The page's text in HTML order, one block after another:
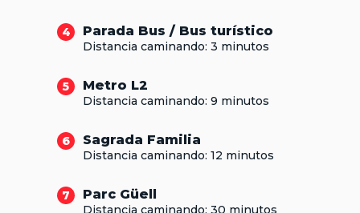
4 Parada Bus / Bus turístico
Distancia caminando: 3 minutos
5 Metro L2
Distancia caminando: 9 minutos
6 Sagrada Familia
Distancia caminando: 12 minutos
7 Parc Güell
Distancia caminando: 30 minutos